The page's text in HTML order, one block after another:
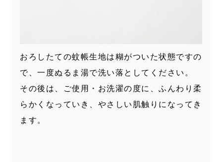
おろしたての蚊帳生地は糊がついた状態ですの
で、一度ぬるま湯で洗い落としてください。
その後は、ご使用・お洗濯の度に、ふんわり柔
らかくなっていき、やさしい肌触りになってき
ます。